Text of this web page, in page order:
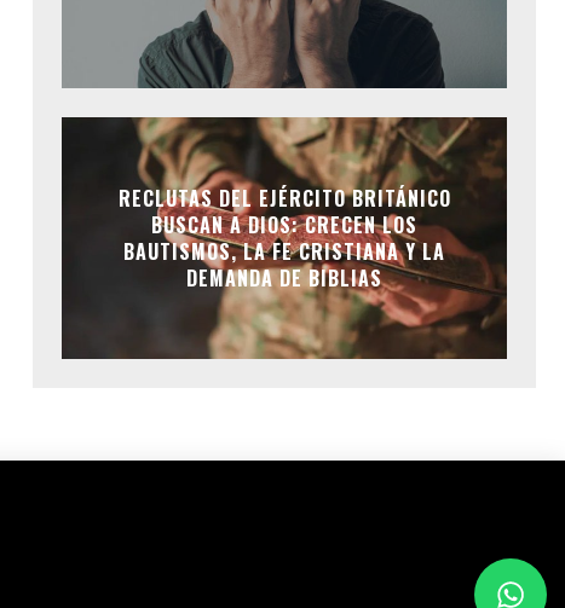
RECLUTAS DEL EJÉRCITO BRITÁNICO
BUSCAN A DIOS: CRECEN LOS
BAUTISMOS, LA FE CRISTIANA Y LA
DEMANDA DE BIBLIAS